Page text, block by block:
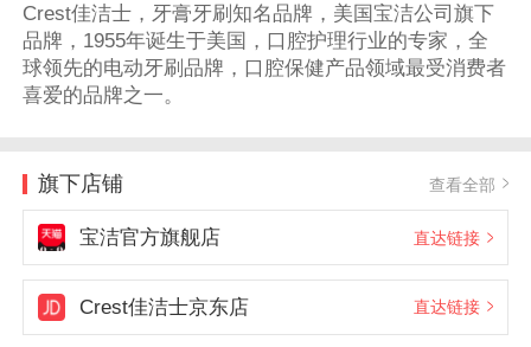
Crest佳洁士，牙膏牙刷知名品牌，美国宝洁公司旗下
品牌，1955年诞生于美国，口腔护理行业的专家，全
球领先的电动牙刷品牌，口腔保健产品领域最受消费者
喜爱的品牌之一。
旗下店铺 查看全部
宝洁官方旗舰店 直达链接
Crest佳洁士京东店 直达链接